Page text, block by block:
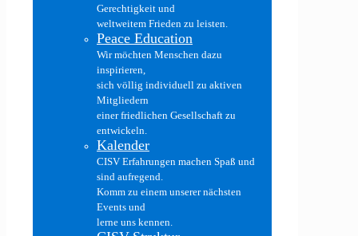
Gerechtigkeit und
weltweitem Frieden zu leisten.
Peace Education
Wir möchten Menschen dazu
inspirieren,
sich völlig individuell zu aktiven
Mitgliedern
einer friedlichen Gesellschaft zu
entwickeln.
Kalender
CISV Erfahrungen machen Spaß und
sind aufregend.
Komm zu einem unserer nächsten
Events und
lerne uns kennen.